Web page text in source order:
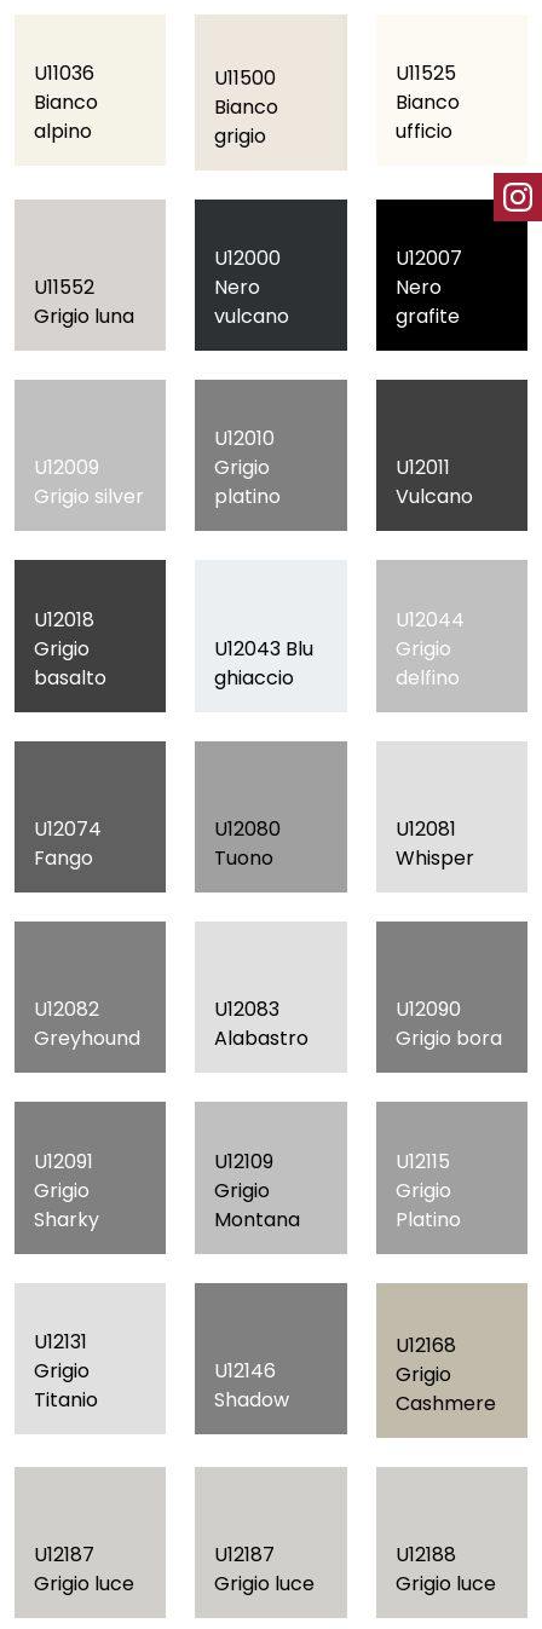
U11036
Bianco
alpino
U11500
Bianco
grigio
U11525
Bianco
ufficio
U11552
Grigio luna
U12000
Nero
vulcano
U12007
Nero
grafite
U12009
Grigio silver
U12010
Grigio
platino
U12011
Vulcano
U12018
Grigio
basalto
U12043 Blu
ghiaccio
U12044
Grigio
delfino
U12074
Fango
U12080
Tuono
U12081
Whisper
U12082
Greyhound
U12083
Alabastro
U12090
Grigio bora
U12091
Grigio
Sharky
U12109
Grigio
Montana
U12115
Grigio
Platino
U12131
Grigio
Titanio
U12146
Shadow
U12168
Grigio
Cashmere
U12187
Grigio luce
U12187
Grigio luce
U12188
Grigio luce